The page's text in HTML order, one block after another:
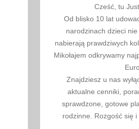
Cześć, tu
Od blisko 10 lat
narodzinach dzieci
nabierają prawdziwych
Mikołajem odkrywamy
Znajdziesz u nas
aktualne cenniki,
sprawdzone, gotowe
rodzinne. Rozgość się